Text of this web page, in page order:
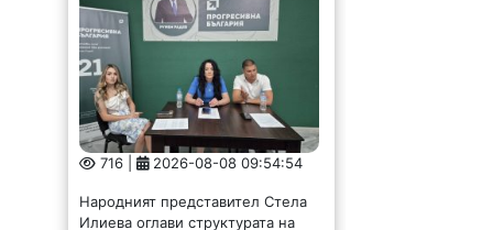
716 | 2026-08-08 09:54:54
Народният представител Стела
Илиева оглави структурата на